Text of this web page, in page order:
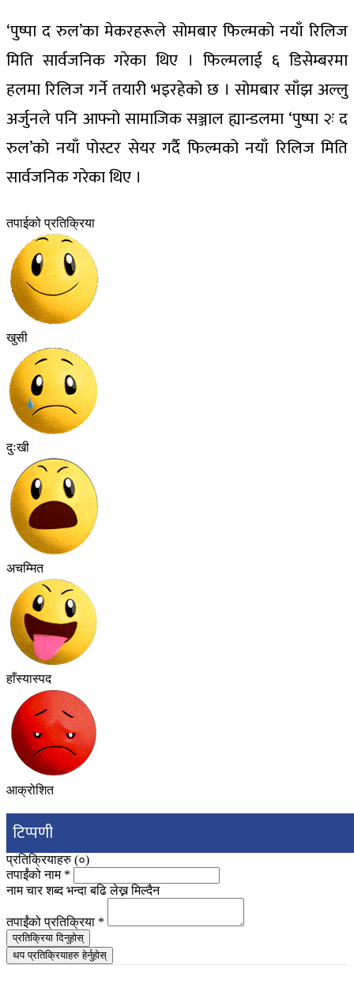
‘पुष्पा द रुल’का मेकरहरूले सोमबार फिल्मको नयाँ रिलिज
मिति सार्वजनिक गरेका थिए । फिल्मलाई ६ डिसेम्बरमा
हलमा रिलिज गर्ने तयारी भइरहेको छ । सोमबार साँझ अल्लु
अर्जुनले पनि आफ्नो सामाजिक सञ्जाल ह्यान्डलमा ‘पुष्पा २ः द
रुल’को नयाँ पोस्टर सेयर गर्दै फिल्मको नयाँ रिलिज मिति
सार्वजनिक गरेका थिए ।
तपाईको प्रतिक्रिया
खुसी
दुःखी
अचम्मित
हाँस्यास्पद
आक्रोशित
टिप्पणी
प्रतिक्रियाहरु (०)
तपाईंको नाम *
नाम चार शब्द भन्दा बढि लेख्न मिल्दैन
तपाईंको प्रतिक्रिया *
प्रतिक्रिया दिनुहोस्
थप प्रतिक्रियाहरु हेर्नुहोस्